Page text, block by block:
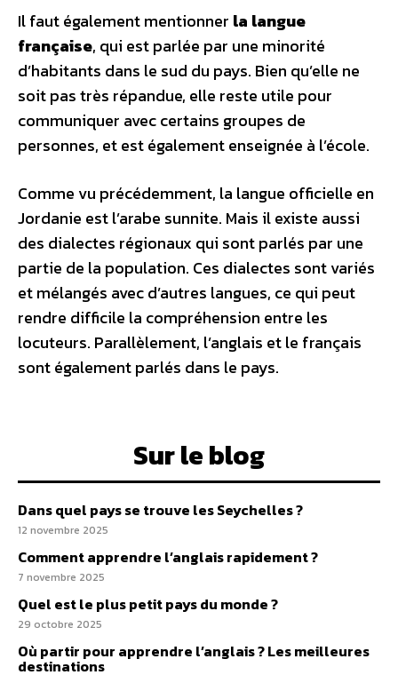
Il faut également mentionner la langue
française, qui est parlée par une minorité
d’habitants dans le sud du pays. Bien qu’elle ne
soit pas très répandue, elle reste utile pour
communiquer avec certains groupes de
personnes, et est également enseignée à l’école.
Comme vu précédemment, la langue officielle en
Jordanie est l’arabe sunnite. Mais il existe aussi
des dialectes régionaux qui sont parlés par une
partie de la population. Ces dialectes sont variés
et mélangés avec d’autres langues, ce qui peut
rendre difficile la compréhension entre les
locuteurs. Parallèlement, l’anglais et le français
sont également parlés dans le pays.
Sur le blog
Dans quel pays se trouve les Seychelles ?
12 novembre 2025
Comment apprendre l’anglais rapidement ?
7 novembre 2025
Quel est le plus petit pays du monde ?
29 octobre 2025
Où partir pour apprendre l’anglais ? Les meilleures
destinations